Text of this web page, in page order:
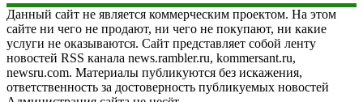
Данный сайт не является коммерческим проектом. На этом
сайте ни чего не продают, ни чего не покупают, ни какие
услуги не оказываются. Сайт представляет собой ленту
новостей RSS канала news.rambler.ru, kommersant.ru,
newsru.com. Материалы публикуются без искажения,
ответственность за достоверность публикуемых новостей